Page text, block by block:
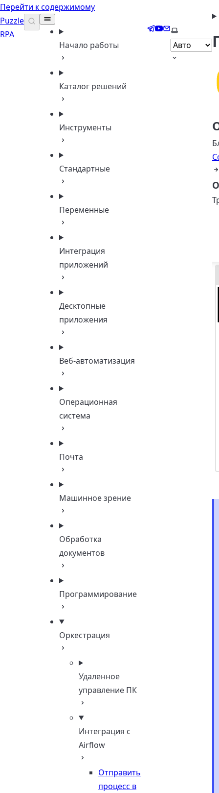
Перейти к содержимому
Puzzle
RPA
Начало работы
Каталог решений
Инструменты
Стандартные
Переменные
Интеграция
приложений
Десктопные
приложения
Веб-автоматизация
Операционная
система
Почта
Машинное зрение
Обработка
документов
Программирование
Оркестрация
Удаленное
управление ПК
Интеграция с
Airflow
Отправить
процесс в
Telegram
YouTube
EmailВыберите